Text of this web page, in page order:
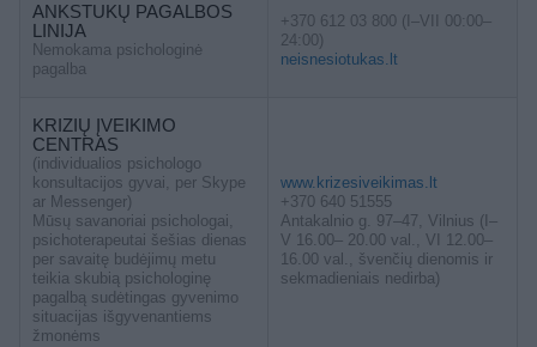
ANKSTUKŲ PAGALBOS
LINIJA
Nemokama psichologinė
pagalba
+370 612 03 800 (I–VII 00:00–
24:00)
neisnesiotukas.lt
KRIZIŲ ĮVEIKIMO
CENTRAS
(individualios psichologo
konsultacijos gyvai, per Skype
ar Messenger)
Mūsų savanoriai psichologai,
psichoterapeutai šešias dienas
per savaitę budėjimų metu
teikia skubią psichologinę
pagalbą sudėtingas gyvenimo
situacijas išgyvenantiems
žmonėms
www.krizesiveikimas.lt
+370 640 51555
Antakalnio g. 97–47, Vilnius (I–
V 16.00– 20.00 val., VI 12.00–
16.00 val., švenčių dienomis ir
sekmadieniais nedirba)